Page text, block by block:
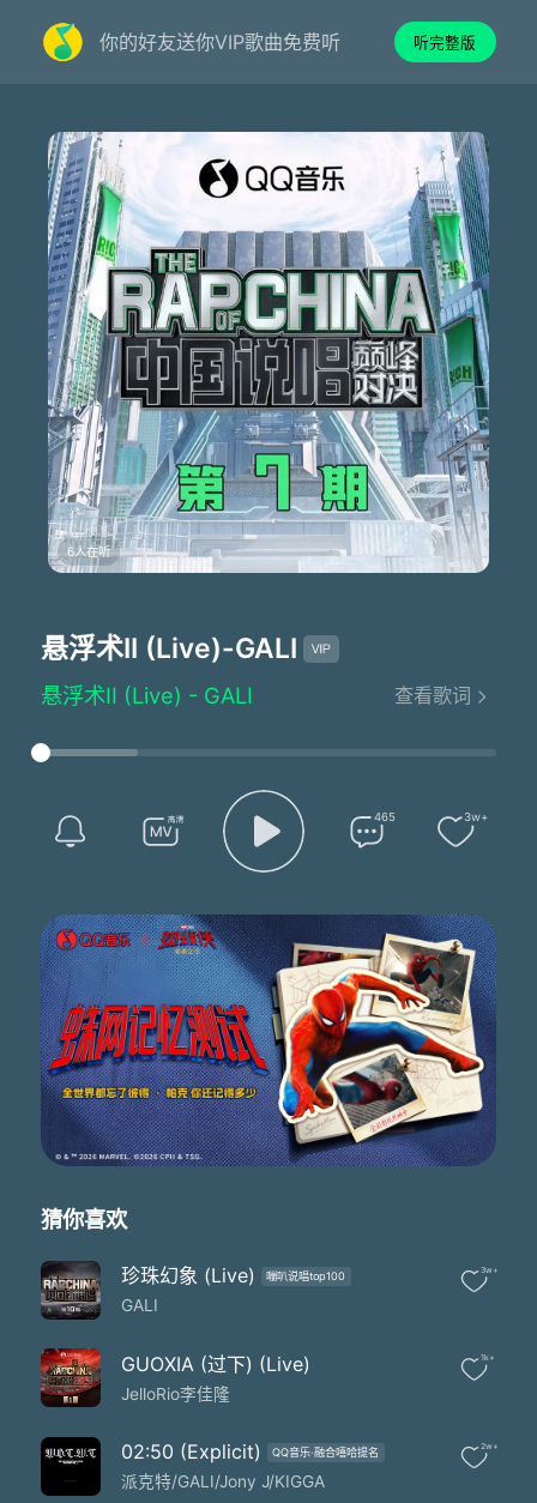
你的好友送你VIP歌曲免费听 听完整版
6人在听
悬浮术II (Live)-GALI
悬浮术II (Live) - GALI
曲：GALI
编曲：Symphony/X-Peak
音乐总监：刘佳 Zeus Production
制作总监：卡斯
混音：刘俊杰 Zeus Production
录音编辑：刘俊杰 Zeus Production/王濛 Zeus Production
I'm levitating
我悬浮在了高空
看他们在地面上堵塞着交通
The chosen one
看我被上天给挑中
我坚硬得如磐石
让你根本无法撬动
当这些rap thing概念被偷换
Talking music
我们讨论八卦或豆瓣
我表情不友善
把我捧上天或post上猪柳蛋
心里的目标
总是不停地逃走换了又换
在驱使人们聚拢了又散
不如就算了
从来没想靠运气摇中扭蛋
但要我放弃音乐
不如去公司里按部就班
看现在除了顶端
查看歌词
465 3w+
猜你喜欢
珍珠幻象 (Live) 嘣叭说唱top100
GALI
3w+
GUOXIA (过下) (Live)
JelloRio李佳隆
1k+
02:50 (Explicit) QQ音乐·融合嘻哈提名
派克特/GALI/Jony J/KIGGA
2w+